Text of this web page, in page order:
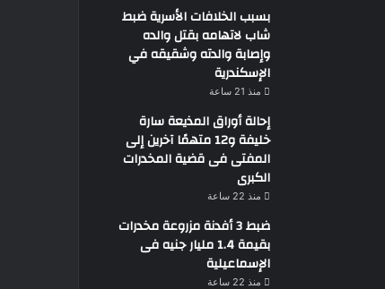
بسبب الخلافات الأسرية ضبط
شاب لاتهامه بقتل والده
وإصابة والدته وشقيقه في
الإسكندرية
منذ 21 ساعة
إحالة أوراق المذيعة سارة
خليفة و12 متهمًا آخرين إلى
المفتى فى قضية المخدرات
الكبرى
منذ 22 ساعة
ضبط 3 أفدنة مزروعة مخدرات
بقيمة 1.4 مليار جنيه فى
الإسماعيلية
منذ 22 ساعة